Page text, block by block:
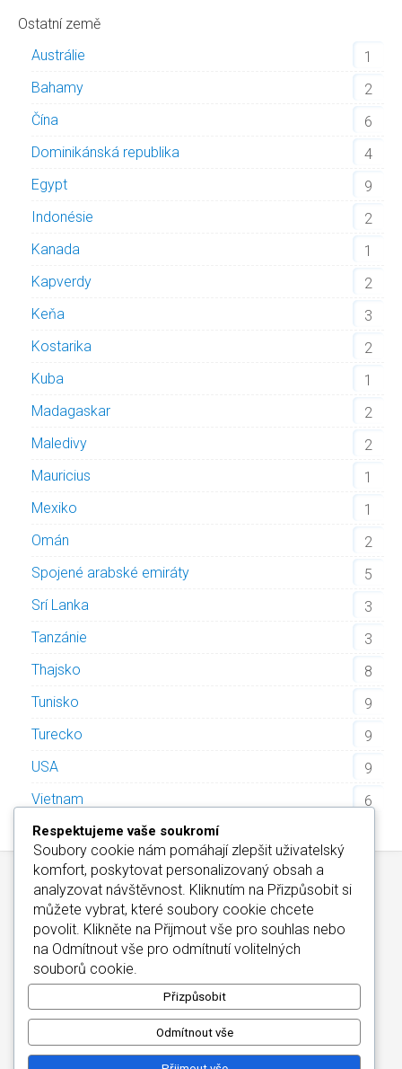
Ostatní země
Austrálie
1
Bahamy
2
Čína
6
Dominikánská republika
4
Egypt
9
Indonésie
2
Kanada
1
Kapverdy
2
Keňa
3
Kostarika
2
Kuba
1
Madagaskar
2
Maledivy
2
Mauricius
1
Mexiko
1
Omán
2
Spojené arabské emiráty
5
Srí Lanka
3
Tanzánie
3
Thajsko
8
Tunisko
9
Turecko
9
USA
9
Vietnam
6
Kontakt/Informace o Cookies/Katalog Alfa-Elchron
Wellness Hotely Maďarsko
Copyright © 2026
Respektujeme vaše soukromí
Soubory cookie nám pomáhají zlepšit uživatelský
komfort, poskytovat personalizovaný obsah a
analyzovat návštěvnost. Kliknutím na Přizpůsobit si
můžete vybrat, které soubory cookie chcete
povolit. Klikněte na Přijmout vše pro souhlas nebo
na Odmítnout vše pro odmítnutí volitelných
souborů cookie.
Přizpůsobit
Odmítnout vše